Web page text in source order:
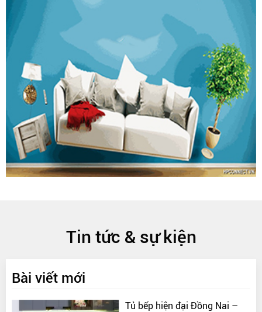
Tin tức & sự kiện
Bài viết mới
Tủ bếp hiện đại Đồng Nai –